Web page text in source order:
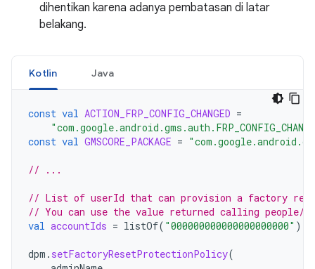
dihentikan karena adanya pembatasan di latar
belakang.
Kotlin Java
const val ACTION_FRP_CONFIG_CHANGED =
const val GMSCORE_PACKAGE =
// ...
// List of userId that can provision a factory
// You can use the value returned calling people/
val accountIds = listOf( "000000000000000000000" )
dpm . setFactoryResetProtectionPolicy(